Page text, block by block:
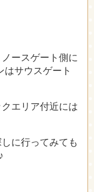
ースゲート側に
サウスゲート
エリア付近には
に行ってみても